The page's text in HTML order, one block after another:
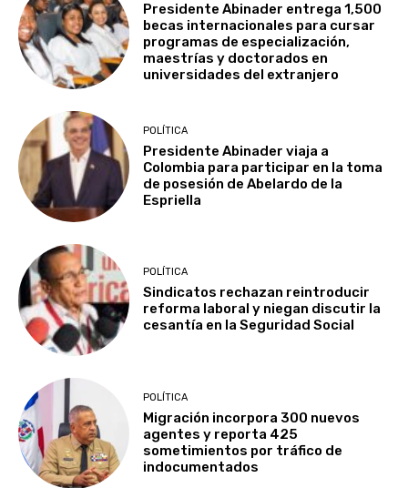
Presidente Abinader entrega 1,500
becas internacionales para cursar
programas de especialización,
maestrías y doctorados en
universidades del extranjero
POLÍTICA
Presidente Abinader viaja a
Colombia para participar en la toma
de posesión de Abelardo de la
Espriella
POLÍTICA
Sindicatos rechazan reintroducir
reforma laboral y niegan discutir la
cesantía en la Seguridad Social
POLÍTICA
Migración incorpora 300 nuevos
agentes y reporta 425
sometimientos por tráfico de
indocumentados